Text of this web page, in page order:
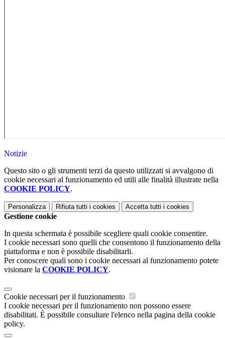
Notizie
Questo sito o gli strumenti terzi da questo utilizzati si avvalgono di
cookie necessari al funzionamento ed utili alle finalità illustrate nella
COOKIE POLICY.
Personalizza Rifiuta tutti i cookies Accetta tutti i cookies
Gestione cookie
In questa schermata è possibile scegliere quali cookie consentire.
I cookie necessari sono quelli che consentono il funzionamento della
piattaforma e non è possibile disabilitarli.
Per conoscere quali sono i cookie necessari al funzionamento potete
visionare la COOKIE POLICY.
Cookie necessari per il funzionamento
I cookie necessari per il funzionamento non possono essere
disabilitati. È possibile consultare l'elenco nella pagina della cookie
policy.